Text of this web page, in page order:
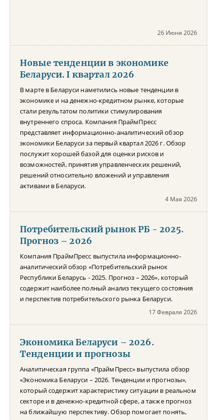
26 Июня 2026
Новые тенденции в экономике
Беларуси. I квартал 2026
В марте в Беларуси наметились новые тенденции в
экономике и на денежно-кредитном рынке, которые
стали результатом политики стимулирования
внутреннего спроса. Компания ПраймПресс
представляет информационно-аналитический обзор
экономики Беларуси за первый квартал 2026 г. Обзор
послужит хорошей базой для оценки рисков и
возможностей, принятия управленческих решений,
решений относительно вложений и управления
активами в Беларуси.
4 Мая 2026
Потребительский рынок РБ - 2025.
Прогноз – 2026
Компания ПраймПресс выпустила информационно-
аналитический обзор «Потребительский рынок
Республики Беларусь - 2025. Прогноз – 2026», который
содержит наиболее полный анализ текущего состояния
и перспектив потребительского рынка Беларуси.
17 Февраля 2026
Экономика Беларуси – 2026.
Тенденции и прогнозы
Аналитическая группа «ПраймПресс» выпустила обзор
«Экономика Беларуси – 2026. Тенденции и прогнозы»,
который содержит характеристику ситуации в реальном
секторе и в денежно-кредитной сфере, а также прогноз
на ближайшую перспективу. Обзор помогает понять,